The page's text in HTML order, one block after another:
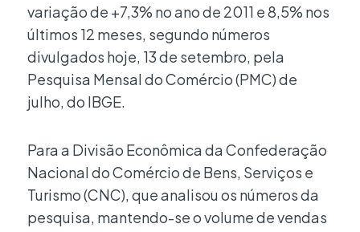
variação de +7,3% no ano de 2011 e 8,5% nos
últimos 12 meses, segundo números
divulgados hoje, 13 de setembro, pela
Pesquisa Mensal do Comércio (PMC) de
julho, do IBGE.
Para a Divisão Econômica da Confederação
Nacional do Comércio de Bens, Serviços e
Turismo (CNC), que analisou os números da
pesquisa, mantendo-se o volume de vendas